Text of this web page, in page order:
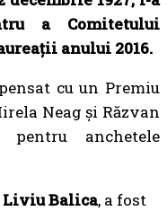
a Comitetului
ții anului 2016.
cu un Premiu
Neag şi Răzvan
pentru anchetele
Liviu Balica, a fost